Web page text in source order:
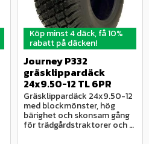
Köp minst 4 däck, få 10%
rabatt på däcken!
Journey P332
gräsklippardäck
24x9.50-12 TL 6PR
Gräsklippardäck 24x9.50-12
med blockmönster, hög
bärighet och skonsam gång
för trädgårdstraktorer och